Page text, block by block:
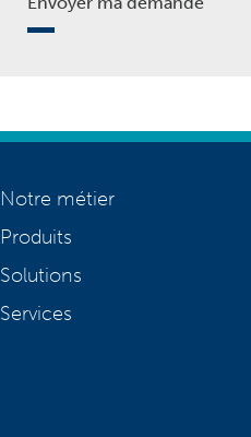
Notre métier
Produits
Solutions
Services